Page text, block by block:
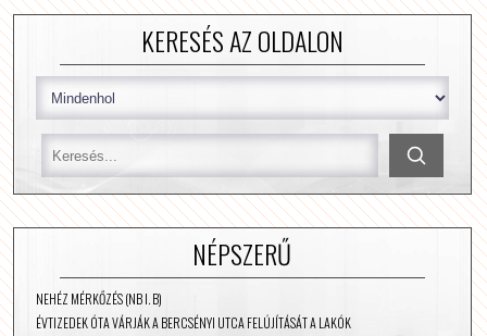
KERESÉS AZ OLDALON
NÉPSZERŰ
NEHÉZ MÉRKŐZÉS (NB I. B)
ÉVTIZEDEK ÓTA VÁRJÁK A BERCSÉNYI UTCA FELÚJÍTÁSÁT A LAKÓK